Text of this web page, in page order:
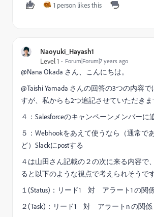
1 person likes this
Naoyuki_Hayash1
Level 1
Forum|Forum|7 years ago
@Nana Okada​ さん、こんにちは。
@Taishi Yamada​ さんの回答の3つの内容
すが、私からも2つ追記させていただきま
４：Salesforceのキャンペーンメンバーに
５：Webhookをあえて使うなら（通常で
ど）Slackにpostする
４は山田さん記載の２の次に来る内容で
ると以下のような視点で考えられそうです
１(Status)：リード1 対 アラート1 の関
２(Task)：リード1 対 アラートn の関係